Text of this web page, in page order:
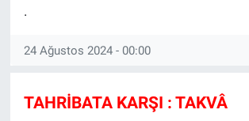
.
24 Ağustos 2024 - 00:00
TAHRİBATA KARŞI : TAKVÂ